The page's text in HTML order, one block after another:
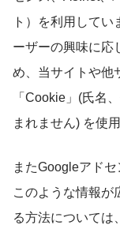
ト）を利用して
ーザーの興味に応
め、当サイトや他
「Cookie」(氏名
まれません) を使
またGoogleアド
このような情報が
る方法については、